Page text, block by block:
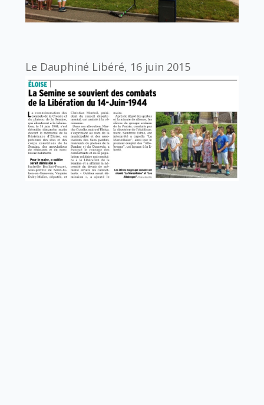
Le Dauphiné Libéré, 16 juin 2015